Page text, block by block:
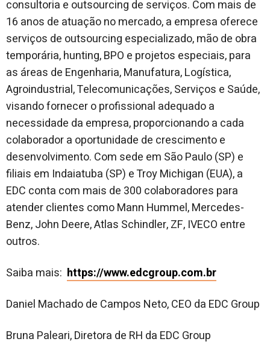
consultoria e outsourcing de serviços. Com mais de
16 anos de atuação no mercado, a empresa oferece
serviços de outsourcing especializado, mão de obra
temporária, hunting, BPO e projetos especiais, para
as áreas de Engenharia, Manufatura, Logística,
Agroindustrial, Telecomunicações, Serviços e Saúde,
visando fornecer o profissional adequado a
necessidade da empresa, proporcionando a cada
colaborador a oportunidade de crescimento e
desenvolvimento. Com sede em São Paulo (SP) e
filiais em Indaiatuba (SP) e Troy Michigan (EUA), a
EDC conta com mais de 300 colaboradores para
atender clientes como Mann Hummel, Mercedes-
Benz, John Deere, Atlas Schindler, ZF, IVECO entre
outros.
Saiba mais: https://www.edcgroup.com.br
Daniel Machado de Campos Neto, CEO da EDC Group
Bruna Paleari, Diretora de RH da EDC Group